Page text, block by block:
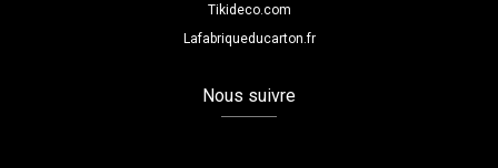
Tikideco.com
Lafabriqueducarton.fr
Nous suivre